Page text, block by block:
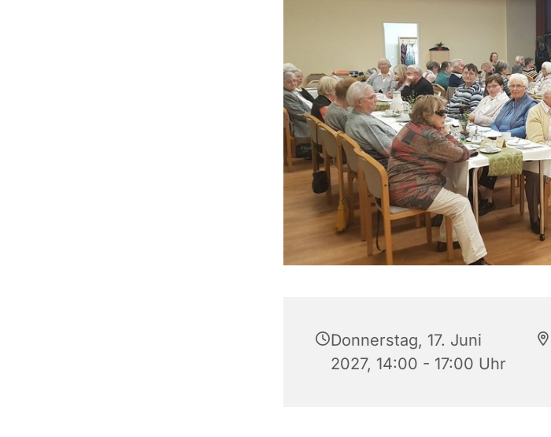
Donnerstag, 17. Juni
2027, 14:00 - 17:00 Uhr